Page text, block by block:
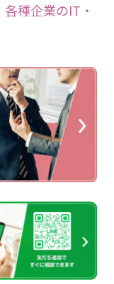
各種企業のIT・